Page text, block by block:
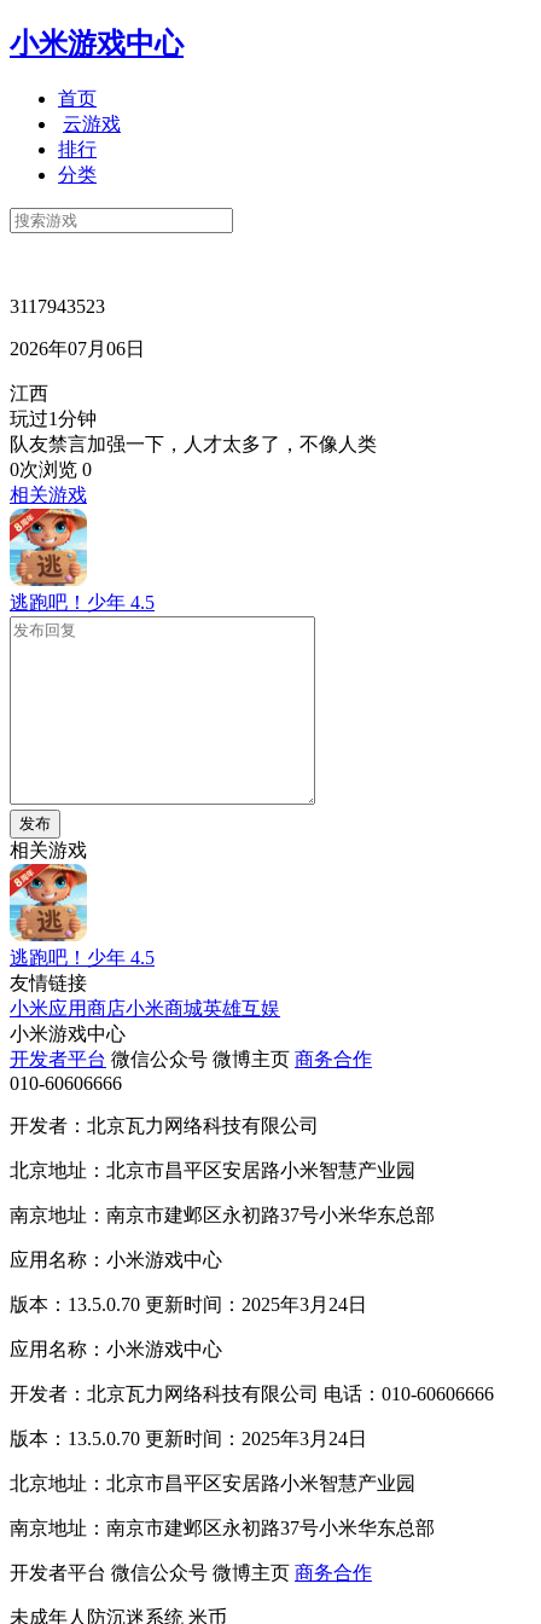
小米游戏中心
首页
云游戏
排行
分类
3117943523
2026年07月06日
江西
玩过1分钟
队友禁言加强一下，人才太多了，不像人类
0次浏览 0
相关游戏
逃跑吧！少年 4.5
发布
相关游戏
逃跑吧！少年 4.5
友情链接
小米应用商店小米商城英雄互娱
小米游戏中心
开发者平台 微信公众号 微博主页 商务合作
010-60606666
开发者：北京瓦力网络科技有限公司
北京地址：北京市昌平区安居路小米智慧产业园
南京地址：南京市建邺区永初路37号小米华东总部
应用名称：小米游戏中心
版本：13.5.0.70 更新时间：2025年3月24日
应用名称：小米游戏中心
开发者：北京瓦力网络科技有限公司 电话：010-60606666
版本：13.5.0.70 更新时间：2025年3月24日
北京地址：北京市昌平区安居路小米智慧产业园
南京地址：南京市建邺区永初路37号小米华东总部
开发者平台 微信公众号 微博主页 商务合作
未成年人防沉迷系统 米币